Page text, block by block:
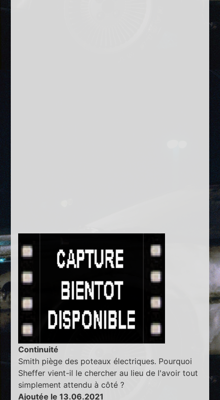
Continuité
Smith piège des poteaux électriques. Pourquoi
Sheffer vient-il le chercher au lieu de l'avoir tout
simplement attendu à côté ?
Ajoutée le 13.06.2021